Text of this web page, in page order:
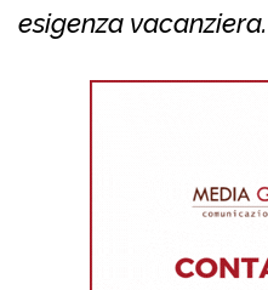
esigenza vacanziera.